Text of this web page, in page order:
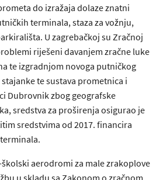
do izražaja dolaze znatni
terminala, staza za vožnju,
U zagrebačkoj su Zračnoj
riješeni davanjem zračne luke
te izgradnjom novoga putničkog
te sustava prometnica i
Dubrovnik zbog geografske
sredstva za proširenja osigurao je
sredstvima od 2017. financira
aerodromi za male zrakoplove